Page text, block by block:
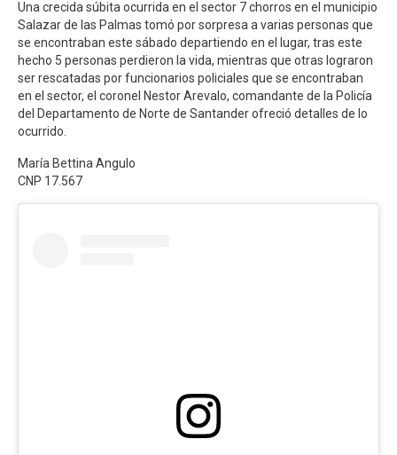
Una crecida súbita ocurrida en el sector 7 chorros en el municipio
Salazar de las Palmas tomó por sorpresa a varias personas que
se encontraban este sábado departiendo en el lugar, tras este
hecho 5 personas perdieron la vida, mientras que otras lograron
ser rescatadas por funcionarios policiales que se encontraban
en el sector, el coronel Nestor Arevalo, comandante de la Policía
del Departamento de Norte de Santander ofreció detalles de lo
ocurrido.
María Bettina Angulo
CNP 17.567